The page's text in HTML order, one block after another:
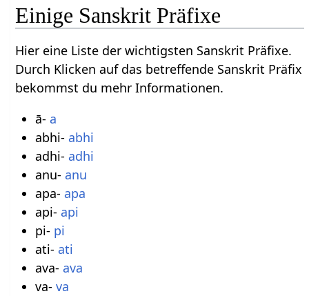
Einige Sanskrit Präfixe
Hier eine Liste der wichtigsten Sanskrit Präfixe.
Durch Klicken auf das betreffende Sanskrit Präfix
bekommst du mehr Informationen.
ā- a
abhi- abhi
adhi- adhi
anu- anu
apa- apa
api- api
pi- pi
ati- ati
ava- ava
va- va